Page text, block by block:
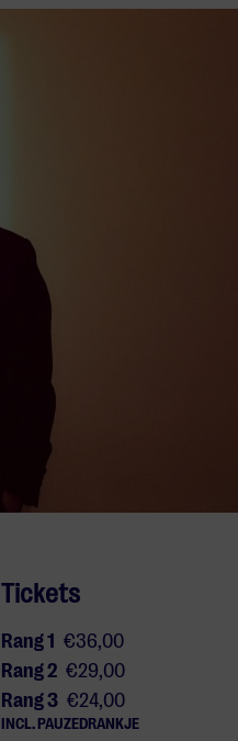
Tickets
Rang 1 €36,00
Rang 2 €29,00
Rang 3 €24,00
INCL. PAUZEDRANKJE